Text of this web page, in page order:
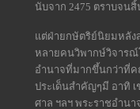
นับจาก 2475 ตราบจน
แต่ฝ่ายกษัตริย์นิยมหลัง
หลายคนวิพากษ์วิจารณ์
อำนาจที่มากขึ้นกว่าที่ค
ประเด็นสำคัญๆมี อาทิ
ศาล ฯลฯ พระราชอำน